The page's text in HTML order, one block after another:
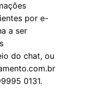
por e-
a ser
do chat, ou
0131.